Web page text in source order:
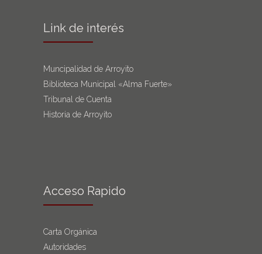
Link de interés
Muncipalidad de Arroyito
Biblioteca Municipal «Alma Fuerte»
Tribunal de Cuenta
Historia de Arroyito
Acceso Rapido
Carta Orgánica
Autoridades